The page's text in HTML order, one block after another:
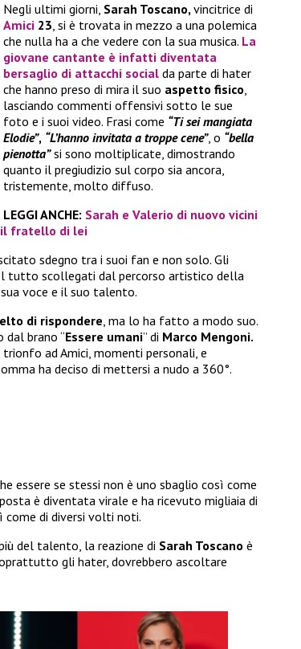
Negli ultimi giorni, Sarah Toscano,vincitrice di
Amici 23, si è trovata in mezzo a una polemica
che nulla ha a che vedere con la sua musica. La
giovane cantante è infatti diventata
bersaglio di attacchi social da parte di hater
che hanno preso di mira il suo aspetto fisico,
lasciando commenti offensivi sotto le sue
foto e i suoi video. Frasi come “Ti sei mangiata
Elodie”, “L’hanno invitata a troppe cene”, o “bella
pienotta”si sono moltiplicate, dimostrando
quanto il pregiudizio sul corpo sia ancora,
tristemente, molto diffuso.
LEGGI ANCHE: Sarah e Valerio di nuovo vicini
il fratello di lei
sdegno tra i suoi fan e non solo. Gli
tutto scollegati dal percorso artistico della
voce e il suo talento.
di rispondere, ma lo ha fatto a modo suo.
dal brano “Essere umani” di Marco Mengoni.
ad Amici, momenti personali, e
ha deciso di mettersi a nudo a 360°.
essere se stessi non è uno sbaglio così come
è diventata virale e ha ricevuto migliaia di
come di diversi volti noti.
del talento, la reazione di Sarah Toscano è
gli hater, dovrebbero ascoltare